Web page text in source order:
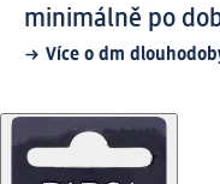
minimálně po
Více o dm